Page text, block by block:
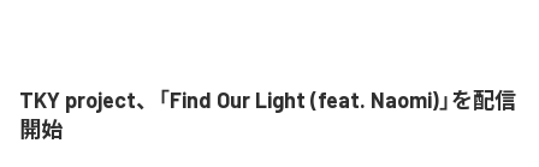
TKY project、「Find Our Light (feat. Naomi)」を配信
開始